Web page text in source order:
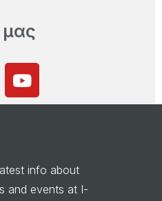
info about
and events at I-